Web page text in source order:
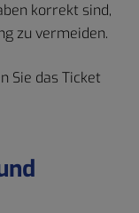
korrekt sind,
zu vermeiden.
Sie das Ticket